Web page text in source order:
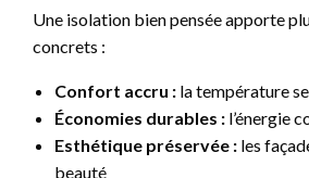
Une isolation bien pensée apporte
concrets :
Confort accru : la température
Économies durables : l’énergie
Esthétique préservée : les
beauté